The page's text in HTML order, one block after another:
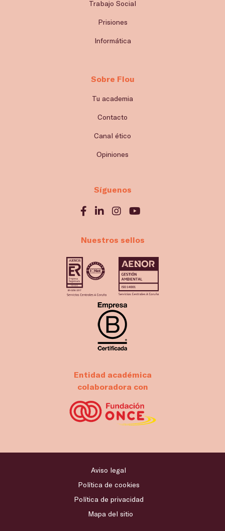
Trabajo Social
Prisiones
Informática
Sobre Flou
Tu academia
Contacto
Canal ético
Opiniones
Síguenos
Nuestros sellos
Entidad académica
colaboradora con
Aviso legal
Política de cookies
Política de privacidad
Mapa del sitio